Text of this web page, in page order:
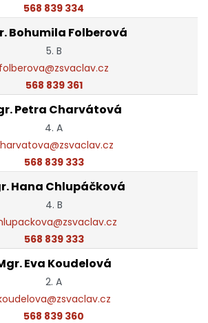
568 839 334
Bohumila Folberová
5. B
folberova@zsvaclav.cz
568 839 361
Petra Charvátová
4. A
568 839 333
Hana Chlupáčková
4. B
568 839 333
Eva Koudelová
2. A
568 839 360